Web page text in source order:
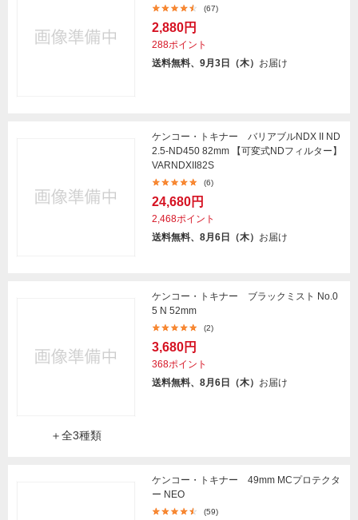
(67)
2,880円
288ポイント
送料無料、9月3日（木） お届け
ケンコー・トキナー バリアブルNDX II ND
2.5-ND450 82mm 【可変式NDフィルター】
VARNDXII82S
(6)
24,680円
2,468ポイント
送料無料、8月6日（木） お届け
＋全3種類
ケンコー・トキナー ブラックミスト No.0
5 N 52mm
(2)
3,680円
368ポイント
送料無料、8月6日（木） お届け
ケンコー・トキナー 49mm MCプロテクタ
ー NEO
(59)